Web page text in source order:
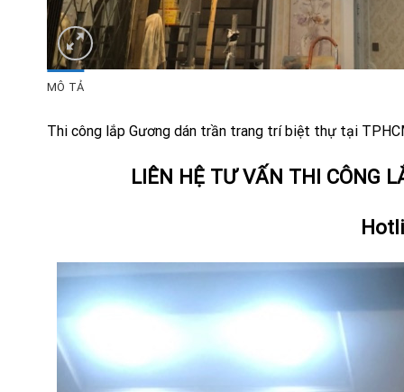
MÔ TẢ
Thi công lắp Gương dán trần trang trí biệt thự tại
LIÊN HỆ TƯ VẤN THI CÔNG